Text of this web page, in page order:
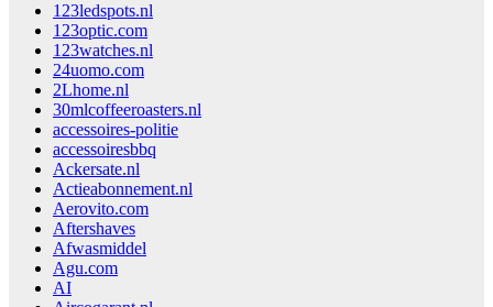
123ledspots.nl
123optic.com
123watches.nl
24uomo.com
2Lhome.nl
30mlcoffeeroasters.nl
accessoires-politie
accessoiresbbq
Ackersate.nl
Actieabonnement.nl
Aerovito.com
Aftershaves
Afwasmiddel
Agu.com
AI